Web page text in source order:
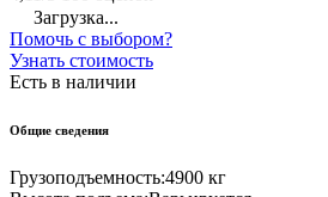
Загрузка...
Помочь с выбором?
Узнать стоимость
Есть в наличии
Общие сведения
Грузоподъемность:4900 кг